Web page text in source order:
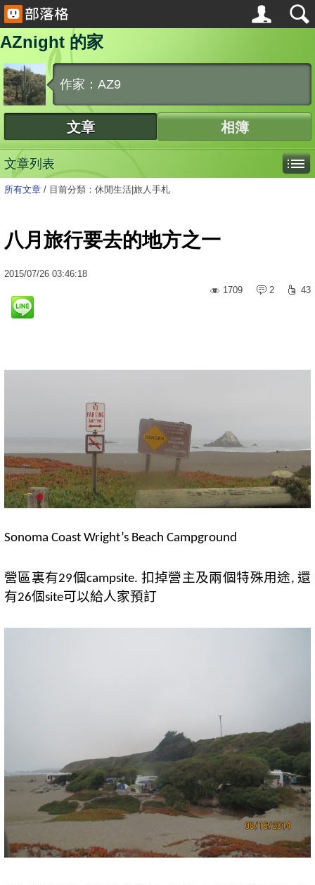
AZnight 的家
作家：AZ9
文章 相簿
文章列表
所有文章 / 目前分類：休閒生活|旅人手札
八月旅行要去的地方之一
2015/07/26 03:46:18
1709
2 43
Sonoma Coast Wright’s Beach Campground
營區裏有29個campsite. 扣掉營主及兩個特殊用途,還
有26個site可以給人家預訂